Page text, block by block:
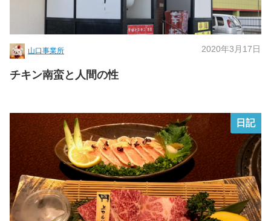
山口事業所 2020年3月17日
チキン南蛮と人間の性
日記